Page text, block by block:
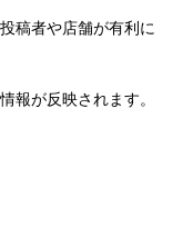
稿者や店舗が有利に
報が反映されます。